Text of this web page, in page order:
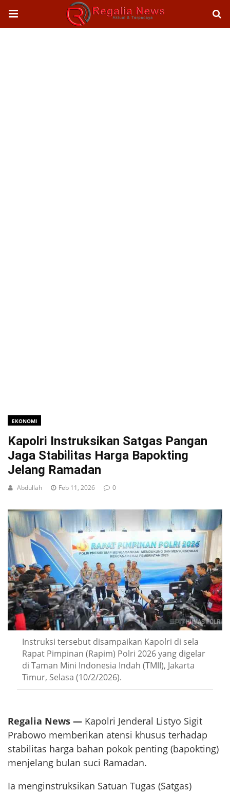
EKONOMI
Kapolri Instruksikan Satgas Pangan
Jaga Stabilitas Harga Bapokting
Jelang Ramadan
Abdullah Feb 11, 2026 0
Instruksi tersebut disampaikan Kapolri di sela
Rapat Pimpinan (Rapim) Polri 2026 yang digelar
di Taman Mini Indonesia Indah (TMII), Jakarta
Timur, Selasa (10/2/2026).
Regalia News — Kapolri Jenderal Listyo Sigit
Prabowo memberikan atensi khusus terhadap
stabilitas harga bahan pokok penting (bapokting)
menjelang bulan suci Ramadan.
Ia menginstruksikan Satuan Tugas (Satgas)